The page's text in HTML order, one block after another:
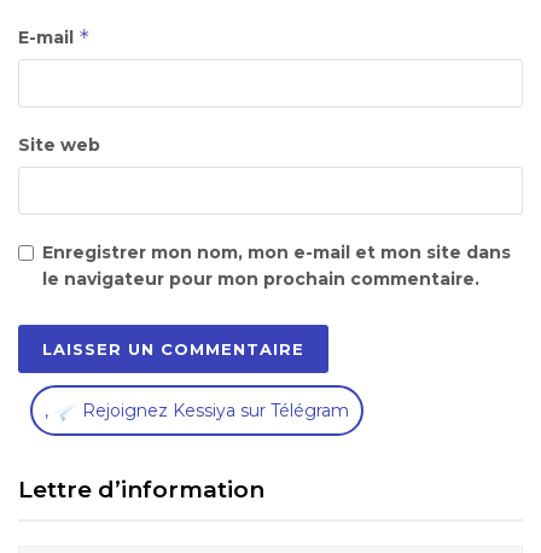
E-mail *
Site web
Enregistrer mon nom, mon e-mail et mon site dans
le navigateur pour mon prochain commentaire.
, Rejoignez Kessiya sur Télégram
Lettre d’information